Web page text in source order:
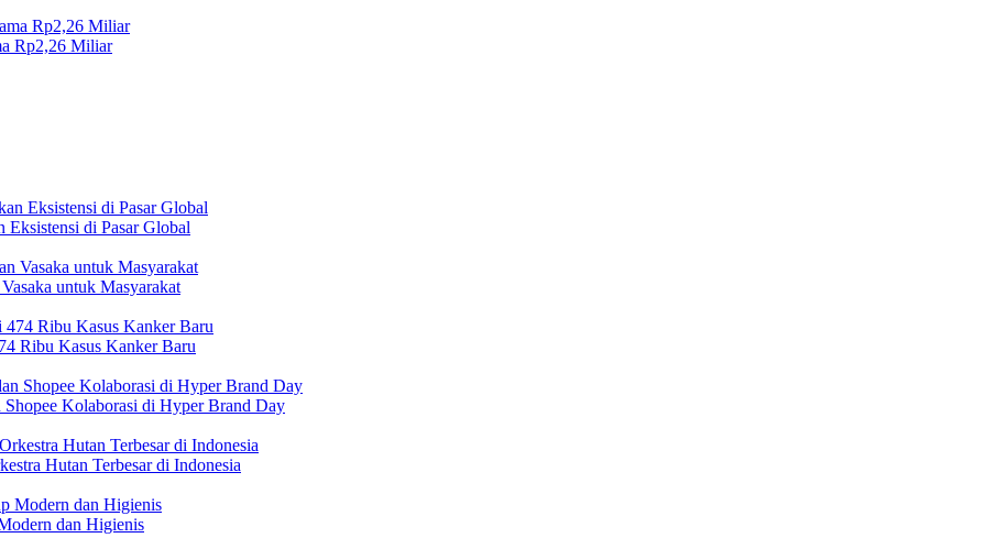
Rp2,26 Miliar
di Pasar Global
untuk Masyarakat
Ribu Kasus Kanker Baru
Kolaborasi di Hyper Brand Day
Hutan Terbesar di Indonesia
dan Higienis